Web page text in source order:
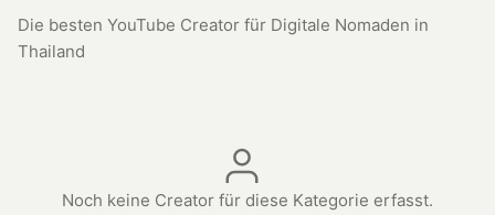
Die besten YouTube Creator für Digitale Nomaden in
Thailand
Noch keine Creator für diese Kategorie erfasst.